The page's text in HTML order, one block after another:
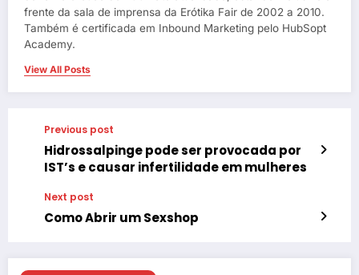
frente da sala de imprensa da Erótika Fair de 2002 a 2010.
Também é certificada em Inbound Marketing pelo HubSopt
Academy.
View All Posts
Previous post
Hidrossalpinge pode ser provocada por
IST’s e causar infertilidade em mulheres
Next post
Como Abrir um Sexshop